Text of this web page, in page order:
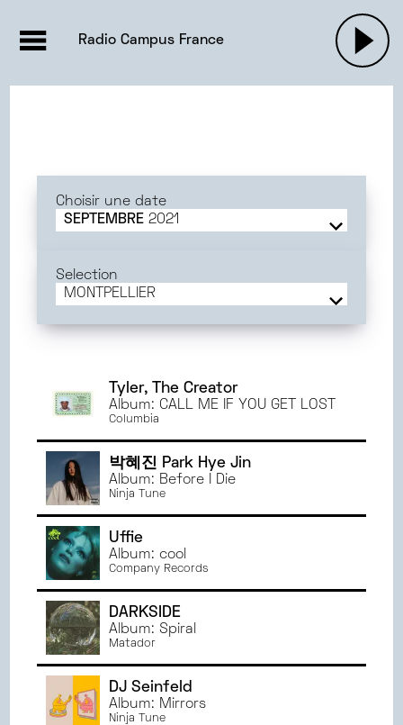
ACTUALITÉS
EMISSIONS |
PODCASTS
Radio Campus France
Choisir une date
SEPTEMBRE 2021
MAI
2025
AVRIL2025
DÉCEMBRE2024
NOVEMBRE2024
SEPTEMBRE2024
JUIN
2024
MAI2024
AVRIL
MARS
2024
FÉVRIER2024
JANVIER2024
DÉCEMBRE2023
NOVEMBRE2023
OCTOBRE2023
SEPTEMBRE2023
JUIN2023
Selection
MONTPELLIER
ORLÉANS
PARIS
BESANÇON
TOULOUSE
ANGERS
MONTPELLIER
Tyler, The Creator
Album: CALL ME IF YOU GET LOST
Columbia
박혜진 Park Hye Jin
Album: Before I Die
Ninja Tune
Uffie
Album: cool
Company Records
DARKSIDE
Album: Spiral
Matador
DJ Seinfeld
Album: Mirrors
Ninja Tune